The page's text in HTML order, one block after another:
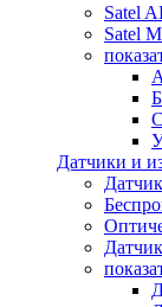
Satel
Satel
Датчики и